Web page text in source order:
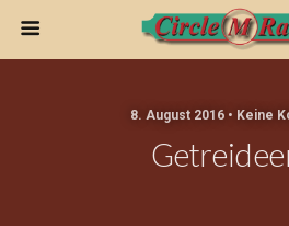
8. August 2016 • Keine